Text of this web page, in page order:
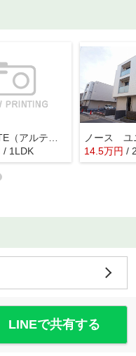
/ 1LDK
ノース ユ
14.5万円 /
LINEで共有する